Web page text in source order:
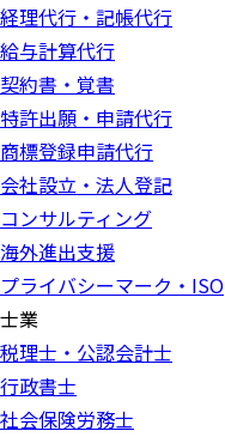
経理代行・記帳代行
給与計算代行
契約書・覚書
特許出願・申請代行
商標登録申請代行
会社設立・法人登記
コンサルティング
海外進出支援
プライバシーマーク・ISO
士業
税理士・公認会計士
行政書士
社会保険労務士